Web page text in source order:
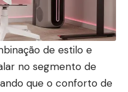
de estilo e
no segmento de
que o conforto de